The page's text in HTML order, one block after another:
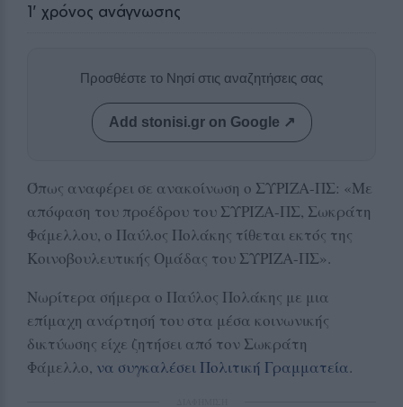
1' χρόνος ανάγνωσης
Προσθέστε το Νησί στις αναζητήσεις σας
Add stonisi.gr on Google ↗
Όπως αναφέρει σε ανακοίνωση ο ΣΥΡΙΖΑ-ΠΣ: «Με
απόφαση του προέδρου του ΣΥΡΙΖΑ-ΠΣ, Σωκράτη
Φάμελλου, ο Παύλος Πολάκης τίθεται εκτός της
Κοινοβουλευτικής Ομάδας του ΣΥΡΙΖΑ-ΠΣ».
Νωρίτερα σήμερα ο Παύλος Πολάκης με μια
επίμαχη ανάρτησή του στα μέσα κοινωνικής
δικτύωσης είχε ζητήσει από τον Σωκράτη
Φάμελλο, να συγκαλέσει Πολιτική Γραμματεία.